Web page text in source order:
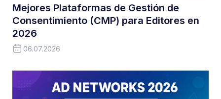
Mejores Plataformas de Gestión de
Consentimiento (CMP) para Editores en
2026
06.07.2026